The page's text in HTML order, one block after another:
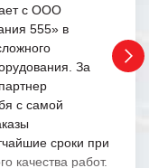
с ООО
555» в
За
с самой
сроки при
качества работ.